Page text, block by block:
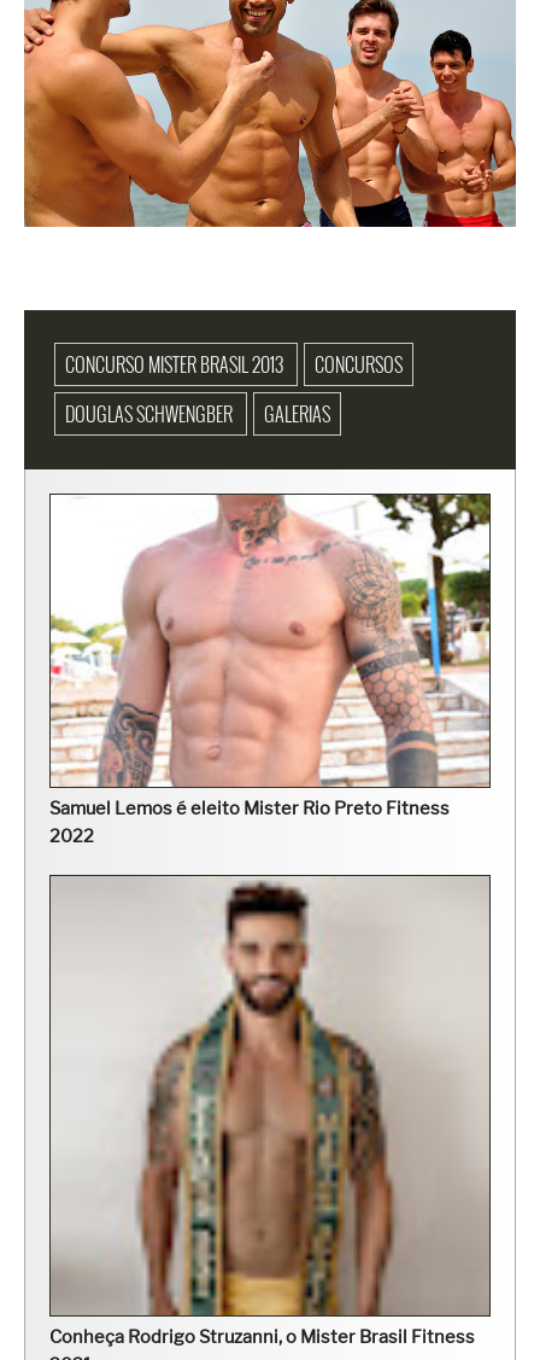
CONCURSO MISTER BRASIL 2013
CONCURSOS
DOUGLAS SCHWENGBER
GALERIAS
Samuel Lemos é eleito Mister Rio Preto Fitness
2022
Conheça Rodrigo Struzanni, o Mister Brasil Fitness